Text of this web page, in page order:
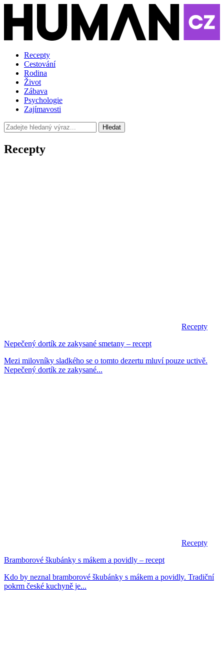
Recepty
Cestování
Rodina
Život
Zábava
Psychologie
Zajímavosti
Hledat
Recepty
Recepty
Nepečený dortík ze zakysané smetany – recept
Mezi milovníky sladkého se o tomto dezertu mluví pouze uctivě.
Nepečený dortík ze zakysané...
Recepty
Bramborové škubánky s mákem a povidly – recept
Kdo by neznal bramborové škubánky s mákem a povidly. Tradiční
pokrm české kuchyně je...